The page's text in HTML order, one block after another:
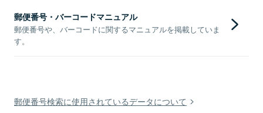
郵便番号・バーコードマニュアル
郵便番号や、バーコードに関するマニュアルを掲載していま
す。
郵便番号検索に使用されているデータについて